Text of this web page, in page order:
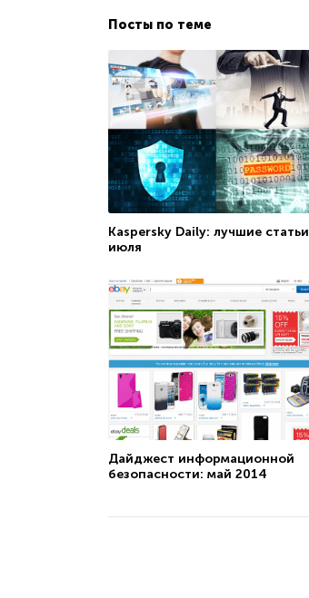
Посты по теме
Kaspersky Daily: лучшие статьи
июля
Дайджест информационной
безопасности: май 2014